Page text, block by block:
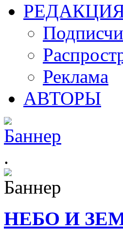
Реклама
АВТОРЫ
.
НЕБО И